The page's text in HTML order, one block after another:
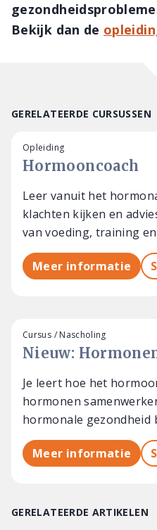
Bekijk dan de
GERELATEERDE CURSUSSEN
Hormooncoach
Opleiding
Leer vanuit het
klachten kijken en
van voeding, training
Meer informatie
Nieuw:
Cursus / Nascholing
Je leert hoe het
hormonen
hormonale gezondheid
Meer informatie
GERELATEERDE ARTIKELEN